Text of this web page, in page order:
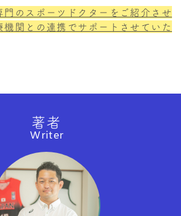
門のスポーツドクターをご紹介させ
機関との連携でサポートさせていた
著者
Writer